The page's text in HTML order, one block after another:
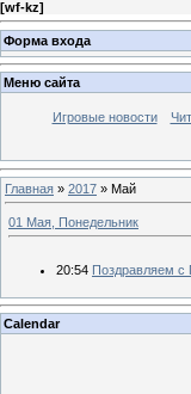
[wf-kz]
Форма входа
Меню сайта
Игровые новости
Главная » 2017 » Май
01 Мая, Понедельник
20:54 Поздравляем
Calendar